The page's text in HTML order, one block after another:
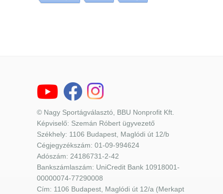
© Nagy Sportágválasztó, BBU Nonprofit Kft.
Képviselő: Szemán Róbert ügyvezető
Székhely: 1106 Budapest, Maglódi út 12/b
Cégjegyzékszám: 01-09-994624
Adószám: 24186731-2-42
Bankszámlaszám: UniCredit Bank 10918001-
00000074-77290008
Cím: 1106 Budapest, Maglódi út 12/a (Merkapt